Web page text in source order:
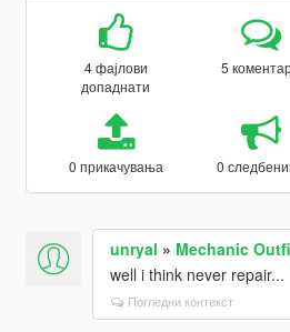
4 фајлови
допаднати
5
0 прикачувања 0
unryal » Mechanic
well i think never repair...
Погледни контекст